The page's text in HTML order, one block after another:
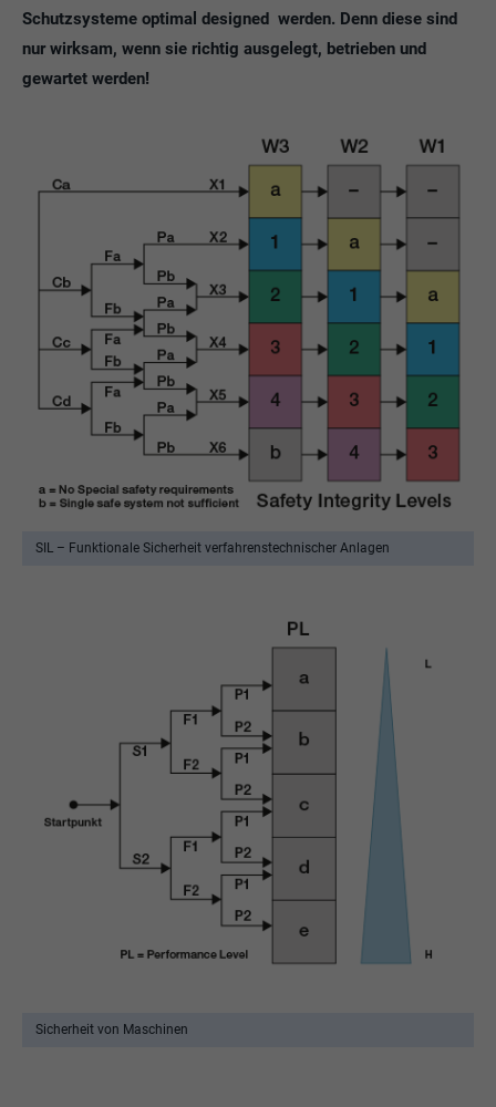
Schutzsysteme optimal designed werden. Denn diese sind
nur wirksam, wenn sie richtig ausgelegt, betrieben und
gewartet werden!
SIL – Funktionale Sicherheit verfahrenstechnischer Anlagen
Sicherheit von Maschinen